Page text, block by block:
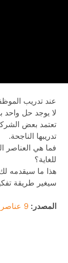
عند تدريب
لا يوجد حل واحد
تعتمد بعض
تدريبها الناجحة.
فما هي العناصر
للغاية؟
هذا ما سيقدمه
سيغير طريقة
المصدر: 9 عناصر تجعل برامج تدريب الموظفين ناجحة للغاية